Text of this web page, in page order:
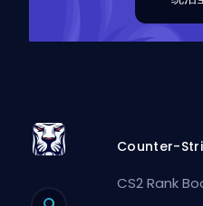
Counter-
CS2 Rank